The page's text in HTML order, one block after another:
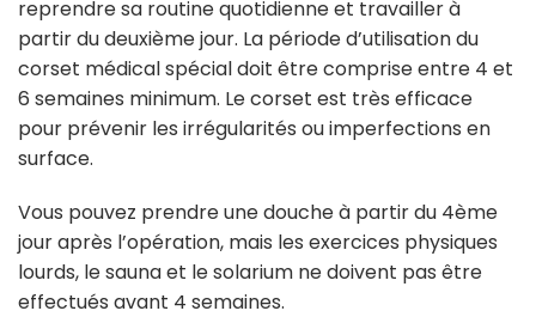
reprendre sa routine quotidienne et travailler à
partir du deuxième jour. La période d’utilisation du
corset médical spécial doit être comprise entre 4 et
6 semaines minimum. Le corset est très efficace
pour prévenir les irrégularités ou imperfections en
surface.
Vous pouvez prendre une douche à partir du 4ème
jour après l’opération, mais les exercices physiques
lourds, le sauna et le solarium ne doivent pas être
effectués avant 4 semaines.